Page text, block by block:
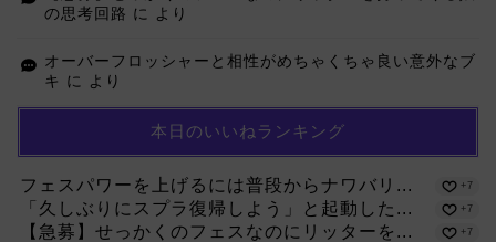
の思考回路 に より
オーバーフロッシャーと相性がめちゃくちゃ良い意外なブ
キ に より
本日のいいねランキング
フェスパワーを上げるには普段からナワバリ... +7
「久しぶりにスプラ復帰しよう」と起動した... +7
【急募】せっかくのフェスなのにリッターを... +7